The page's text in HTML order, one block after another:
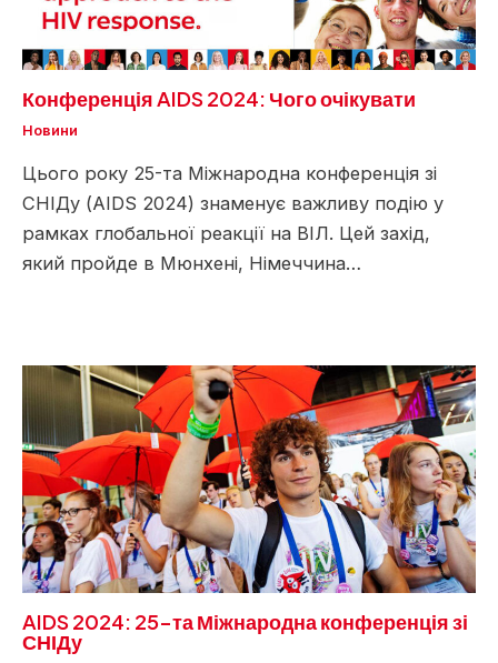
Конференція AIDS 2024: Чого очікувати
Новини
Цього року 25-та Міжнародна конференція зі
СНІДу (AIDS 2024) знаменує важливу подію у
рамках глобальної реакції на ВІЛ. Цей захід,
який пройде в Мюнхені, Німеччина…
AIDS 2024: 25-та Міжнародна конференція зі
СНІДу